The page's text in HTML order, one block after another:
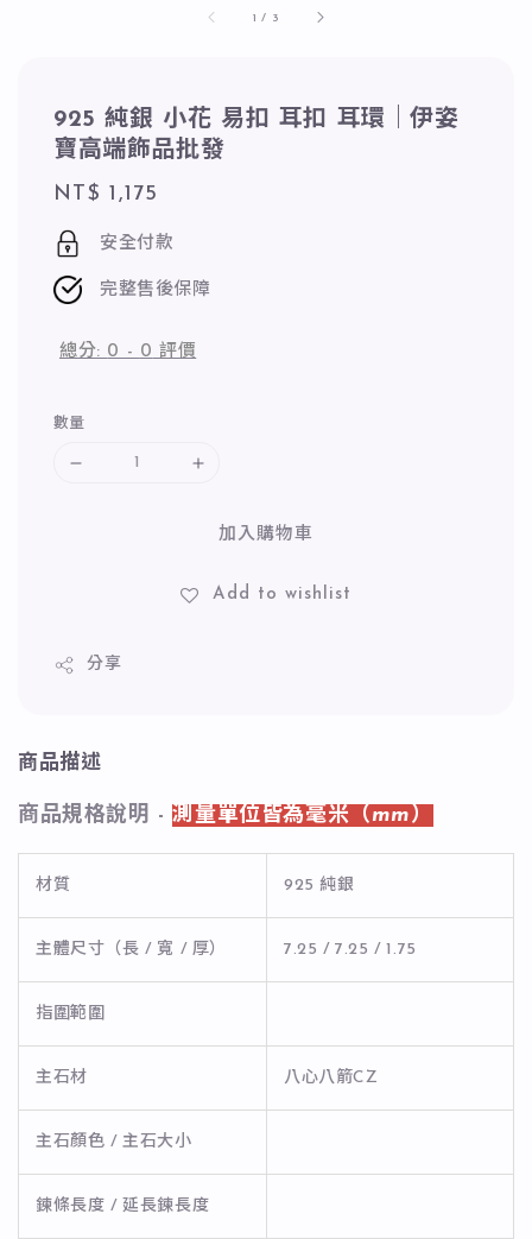
1 / 3
925 純銀 小花 易扣 耳扣 耳環｜伊姿
寶高端飾品批發
Regular
price
NT$ 1,175
安全付款
完整售後保障
總分: 0 - 0 評價
數量
加入購物車
Add to wishlist
分享
商品描述
商品規格說明 -測量單位皆為毫米（mm）
材質 925 純銀
主體尺寸（長 / 寬 / 厚） 7.25 / 7.25 / 1.75
指圍範圍
主石材 八心八箭CZ
主石顏色 / 主石大小
鍊條長度 / 延長鍊長度